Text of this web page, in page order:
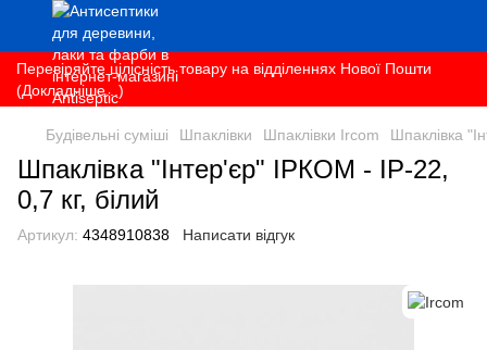
Перевіряйте цілісність товару на відділеннях Нової Пошти
(Докладніше...)
Будівельні суміші Шпаклівки Шпаклівки Ircom Шпаклівка
Шпаклівка "Інтер'єр" ІРКОМ - ІР-22,
0,7 кг, білий
Артикул: 4348910838 Написати відгук